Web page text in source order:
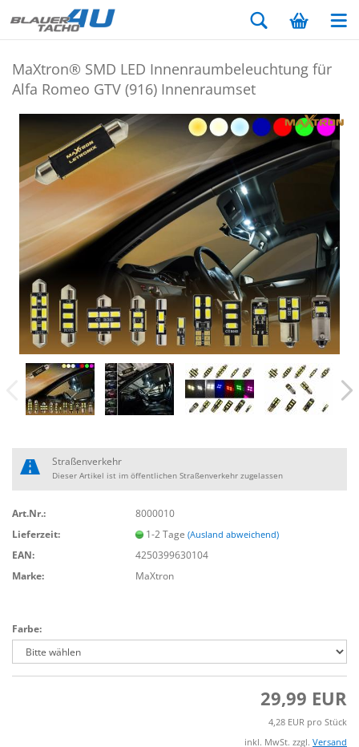
MaX­tron® SMD LED In­nen­raum­be­leuch­tung für
Alfa Romeo GTV (916) In­nen­ra­um­set
Art.Nr.:
8000010
Lieferzeit:
1-2 Tage(Ausland abweichend)
EAN:
4250399630104
Marke:
MaXtron
Straßenverkehr
Dieser Artikel ist im öffentlichen Straßenverkehr zugelassen
Farbe:
29,99 EUR
4,28 EUR pro Stück
inkl. MwSt. zzgl. Versand